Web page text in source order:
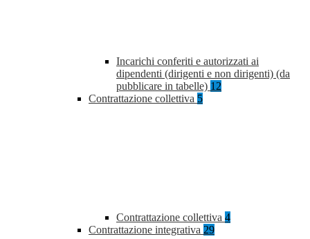
Incarichi conferiti e autorizzati ai
dipendenti (dirigenti e non dirigenti) (da
pubblicare in tabelle) 12
Contrattazione collettiva 5
Contrattazione collettiva 4
Contrattazione integrativa 29